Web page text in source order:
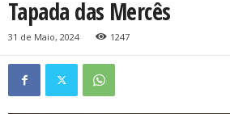
Tapada das Mercês
31 de Maio, 2024 1247